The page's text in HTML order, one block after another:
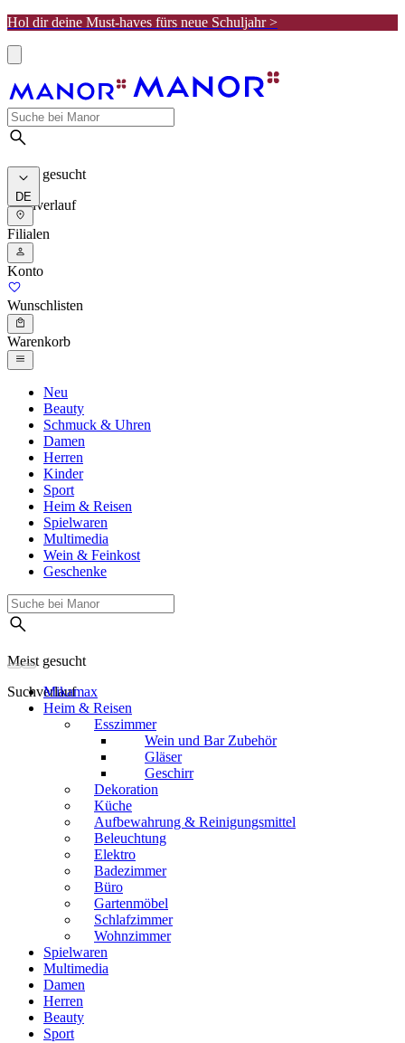
Hol dir deine Must-haves fürs neue Schuljahr >
Meist gesucht
Suchverlauf
DE
Filialen
Konto
Wunschlisten
Warenkorb
Neu
Beauty
Schmuck & Uhren
Damen
Herren
Kinder
Sport
Heim & Reisen
Spielwaren
Multimedia
Wein & Feinkost
Geschenke
Meist gesucht
Suchverlauf
Mikamax
Heim & Reisen
Esszimmer
Wein und Bar Zubehör
Gläser
Geschirr
Dekoration
Küche
Aufbewahrung & Reinigungsmittel
Beleuchtung
Elektro
Badezimmer
Büro
Gartenmöbel
Schlafzimmer
Wohnzimmer
Spielwaren
Multimedia
Damen
Herren
Beauty
Sport